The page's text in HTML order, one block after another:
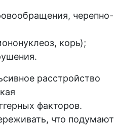
черепно-
корь);
расстройство
факторов.
что подумают